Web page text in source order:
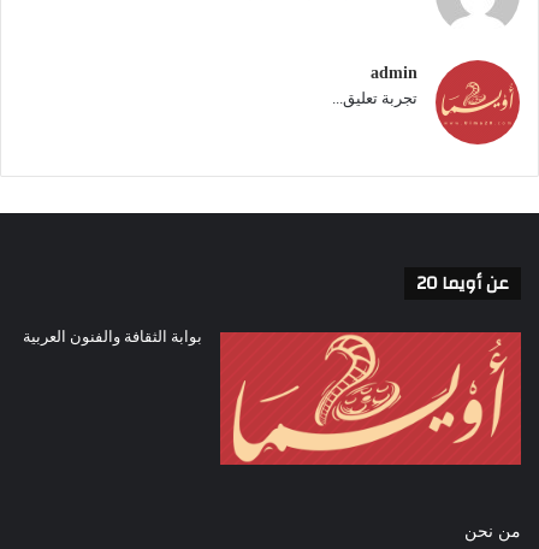
admin
تجربة تعليق...
عن أويما 20
بوابة الثقافة والفنون العربية
من نحن